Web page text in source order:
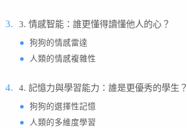
3. 情感智能：誰更懂得讀懂他人的心？
狗狗的情感雷達
人類的情感複雜性
4. 記憶力與學習能力：誰是更優秀的學生？
狗狗的選擇性記憶
人類的多維度學習